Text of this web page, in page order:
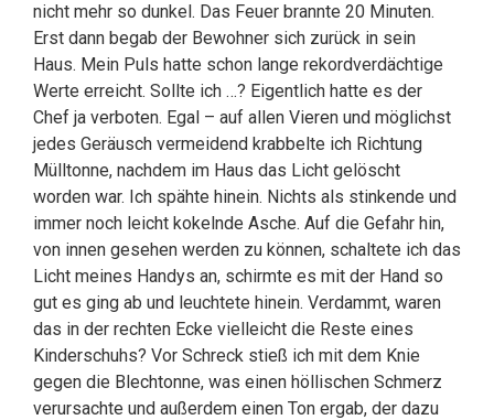
nicht mehr so dunkel. Das Feuer brannte 20 Minuten.
Erst dann begab der Bewohner sich zurück in sein
Haus. Mein Puls hatte schon lange rekordverdächtige
Werte erreicht. Sollte ich …? Eigentlich hatte es der
Chef ja verboten. Egal – auf allen Vieren und möglichst
jedes Geräusch vermeidend krabbelte ich Richtung
Mülltonne, nachdem im Haus das Licht gelöscht
worden war. Ich spähte hinein. Nichts als stinkende und
immer noch leicht kokelnde Asche. Auf die Gefahr hin,
von innen gesehen werden zu können, schaltete ich das
Licht meines Handys an, schirmte es mit der Hand so
gut es ging ab und leuchtete hinein. Verdammt, waren
das in der rechten Ecke vielleicht die Reste eines
Kinderschuhs? Vor Schreck stieß ich mit dem Knie
gegen die Blechtonne, was einen höllischen Schmerz
verursachte und außerdem einen Ton ergab, der dazu